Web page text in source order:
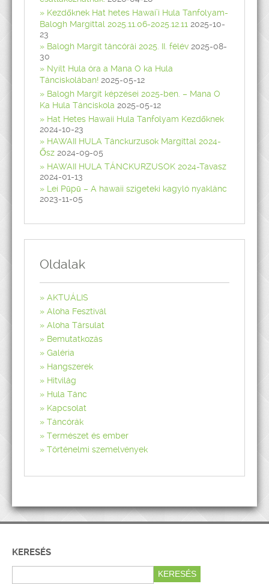
Kezdőknek Hat hetes Hawai’i Hula Tanfolyam-
Balogh Margittal 2025.11.06-2025.12.11 2025-10-
23
Balogh Margit táncórái 2025. II. félév 2025-08-
30
Nyílt Hula óra a Mana O ka Hula
Tánciskolában! 2025-05-12
Balogh Margit képzései 2025-ben. – Mana O
Ka Hula Tánciskola 2025-05-12
Hat Hetes Hawaii Hula Tanfolyam Kezdőknek
2024-10-23
HAWAII HULA Tánckurzusok Margittal 2024-
Ősz 2024-09-05
HAWAII HULA TÁNCKURZUSOK 2024-Tavasz
2024-01-13
Lei Pūpū – A hawaii szigeteki kagyló nyaklánc
2023-11-05
Oldalak
AKTUÁLIS
Aloha Fesztivál
Aloha Társulat
Bemutatkozás
Galéria
Hangszerek
Hitvilág
Hula Tánc
Kapcsolat
Táncórák
Természet és ember
Történelmi szemelvények
KERESÉS